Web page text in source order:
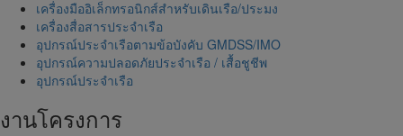
เครื่องมืออิเล็กทรอนิกส์สำหรับเดินเรือ/ประมง
เครื่องสื่อสารประจำเรือ
อุปกรณ์ประจำเรือตามข้อบังคับ GMDSS/IMO
อุปกรณ์ความปลอดภัยประจำเรือ / เสื้อชูชีพ
อุปกรณ์ประจำเรือ
งานโครงการ